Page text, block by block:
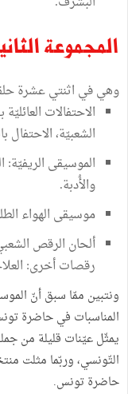
المجموعة
وهي في اثنتي عشرة
الاحتفالات
الشعبيّة، الاحتفال
الموسيقى الريفيّة:
والأُدبة.
موسيقى الهواء
ألحان الرقص
رقصات أخرى:
ونتبين ممّا سبق أنّ
المناسبات في حاضرة
يمثّل عيّنات قليلة من
التّونسي، وربّما مثلت
حاضرة تونس.